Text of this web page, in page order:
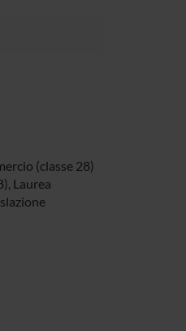
(classe 28)
Laurea